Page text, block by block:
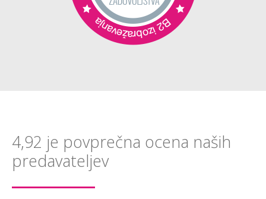
4,92 je povprečna ocena naših
predavateljev